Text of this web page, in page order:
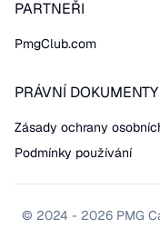
PARTNEŘI
PmgClub.com
PRÁVNÍ DOKUMENTY
Zásady ochrany
Podmínky používání
© 2024 - 2026 PMG